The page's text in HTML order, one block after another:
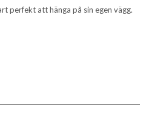
perfekt att hänga på sin egen vägg.